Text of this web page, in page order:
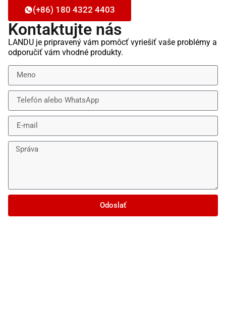
(+86) 180 4322 4403
Kontaktujte nás
LANDU je pripravený vám pomôcť vyriešiť vaše problémy a
odporučiť vám vhodné produkty.
Odoslať